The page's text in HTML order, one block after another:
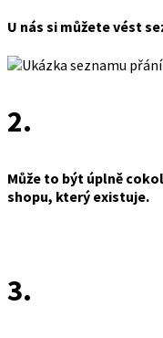
U nás si můžete vést
2.
Může to být úplně
shopu, který existuje.
3.